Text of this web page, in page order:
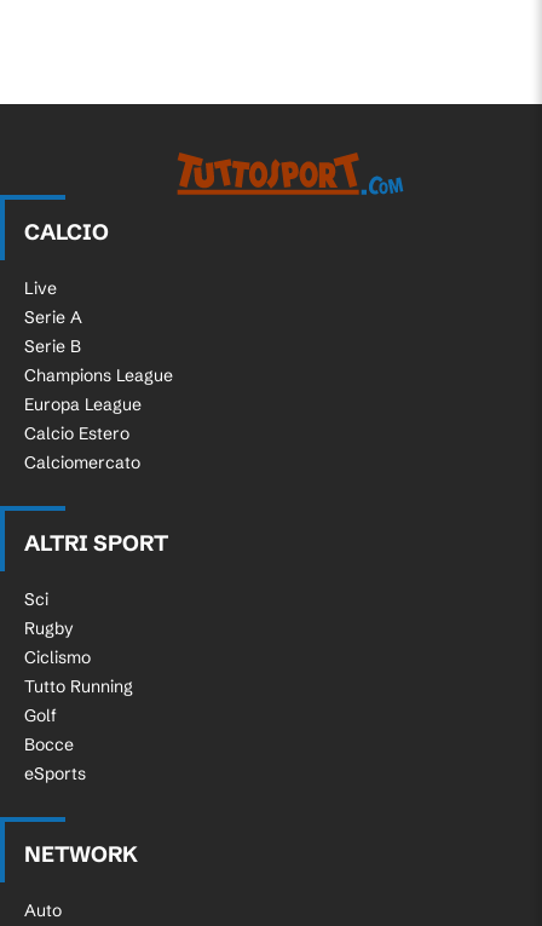
CALCIO
Live
Serie A
Serie B
Champions League
Europa League
Calcio Estero
Calciomercato
ALTRI SPORT
Sci
Rugby
Ciclismo
Tutto Running
Golf
Bocce
eSports
NETWORK
Auto